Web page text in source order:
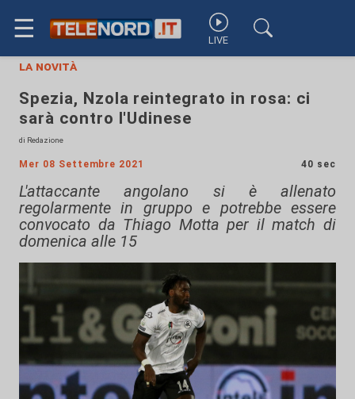
☰ LIVE
la novità
Spezia, Nzola reintegrato in rosa: ci
sarà contro l'Udinese
di Redazione
Mer 08 Settembre 2021 40 sec
L'attaccante angolano si è allenato
regolarmente in gruppo e potrebbe essere
convocato da Thiago Motta per il match di
domenica alle 15